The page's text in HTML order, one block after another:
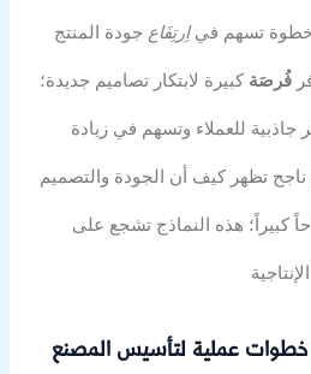
خطوة تسهم فياِرتِفَاع جودة المنتج
فُرصَة كبيرة لابتكار تصاميم جديدة؛
جاذبية للعملاء وتسهم في زيادة
ناجح تظهر كيف أن الجودة والتصميم
كبيراً؛ هذه النماذج تشجع على
خطوات عملية لتأسيس المصنع